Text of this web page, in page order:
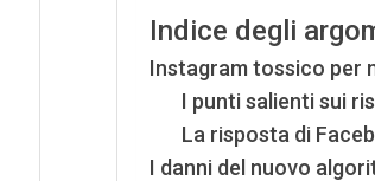
Indice degli
Instagram tossico per
I punti salienti sui
La risposta di
I danni del nuovo